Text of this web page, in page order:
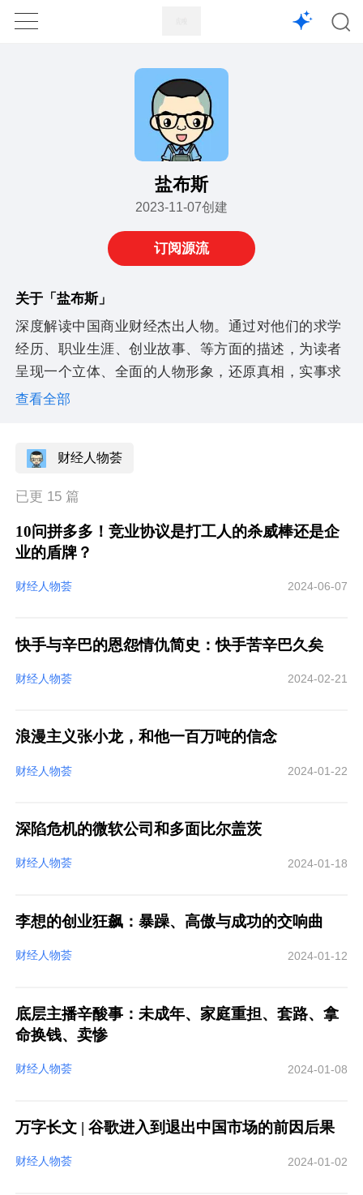
1X
盐布斯
2023-11-07创建
订阅源流
关于「盐布斯」
深度解读中国商业财经杰出人物。通过对他们的求学
经历、职业生涯、创业故事、等方面的描述，为读者
呈现一个立体、全面的人物形象，还原真相，实事求
是。
源流主理人
盐布斯
查看全部
财经人物荟
已更 15 篇
10问拼多多！竞业协议是打工人的杀威棒还是企
业的盾牌？
财经人物荟 2024-06-07
快手与辛巴的恩怨情仇简史：快手苦辛巴久矣
财经人物荟 2024-02-21
浪漫主义张小龙，和他一百万吨的信念
财经人物荟 2024-01-22
深陷危机的微软公司和多面比尔盖茨
财经人物荟 2024-01-18
李想的创业狂飙：暴躁、高傲与成功的交响曲
财经人物荟 2024-01-12
底层主播辛酸事：未成年、家庭重担、套路、拿
命换钱、卖惨
财经人物荟 2024-01-08
万字长文 | 谷歌进入到退出中国市场的前因后果
财经人物荟 2024-01-02